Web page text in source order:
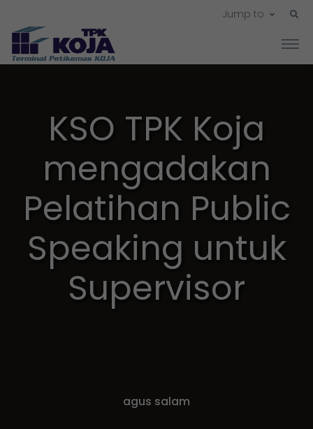
Jump to
KSO TPK Koja
mengadakan
Pelatihan Public
Speaking untuk
Supervisor
agus salam